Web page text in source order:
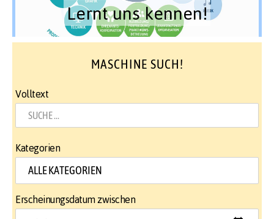
Lernt uns kennen!
MASCHINE SUCH!
Volltext
Kategorien
Erscheinungsdatum zwischen